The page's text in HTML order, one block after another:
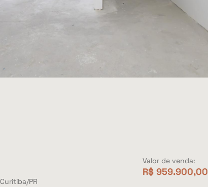
PR
Valor de venda:
R$ 959.900,00